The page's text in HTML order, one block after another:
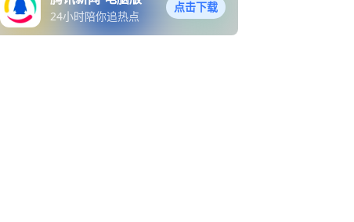
24小时陪你追热点
点击下载